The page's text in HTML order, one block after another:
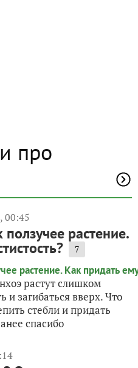
про
00:45
растение.
7
растут слишком
и загибаться вверх. Что
стебли и придать
спасибо